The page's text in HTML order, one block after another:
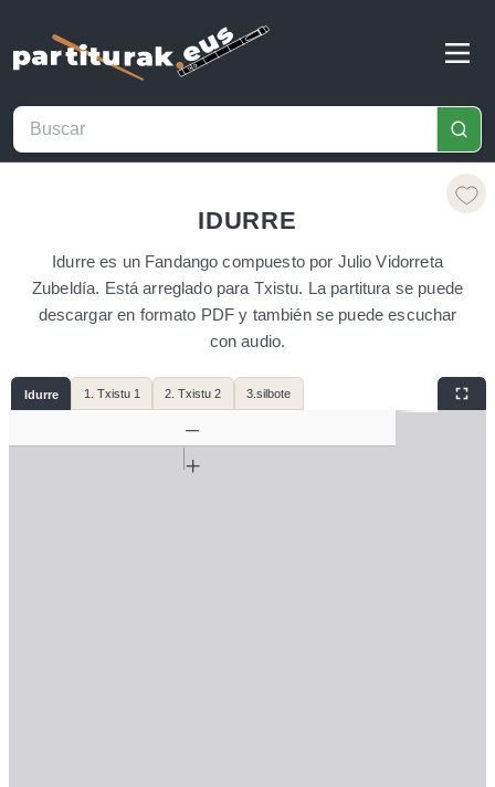
IDURRE
Idurre es un Fandango compuesto por Julio Vidorreta
Zubeldía. Está arreglado para Txistu. La partitura se puede
descargar en formato PDF y también se puede escuchar
con audio.
Idurre 1. Txistu 1 2. Txistu 2 3.silbote